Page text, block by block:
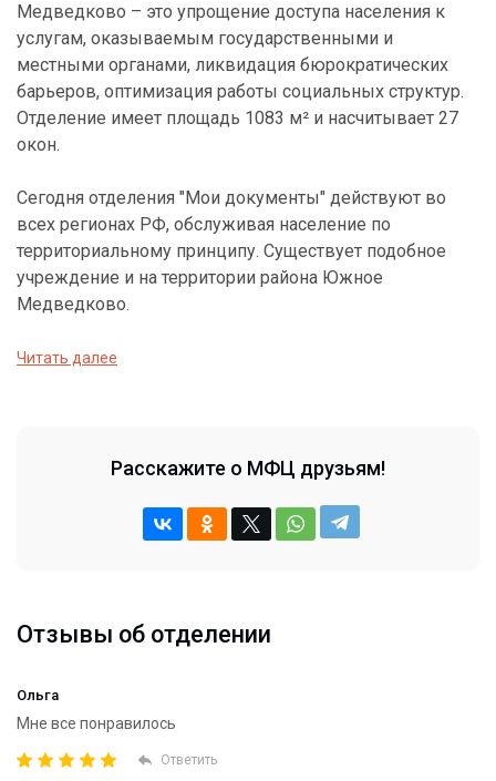
Медведково – это упрощение доступа населения к
услугам, оказываемым государственными и
местными органами, ликвидация бюрократических
барьеров, оптимизация работы социальных структур.
Отделение имеет площадь 1083 м² и насчитывает 27
окон.
Сегодня отделения "Мои документы" действуют во
всех регионах РФ, обслуживая население по
территориальному принципу. Существует подобное
учреждение и на территории района Южное
Медведково.
Читать далее
Расскажите о МФЦ друзьям!
Отзывы об отделении
Ольга
Мне все понравилось
Ответить